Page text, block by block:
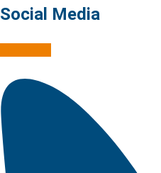
Social Media